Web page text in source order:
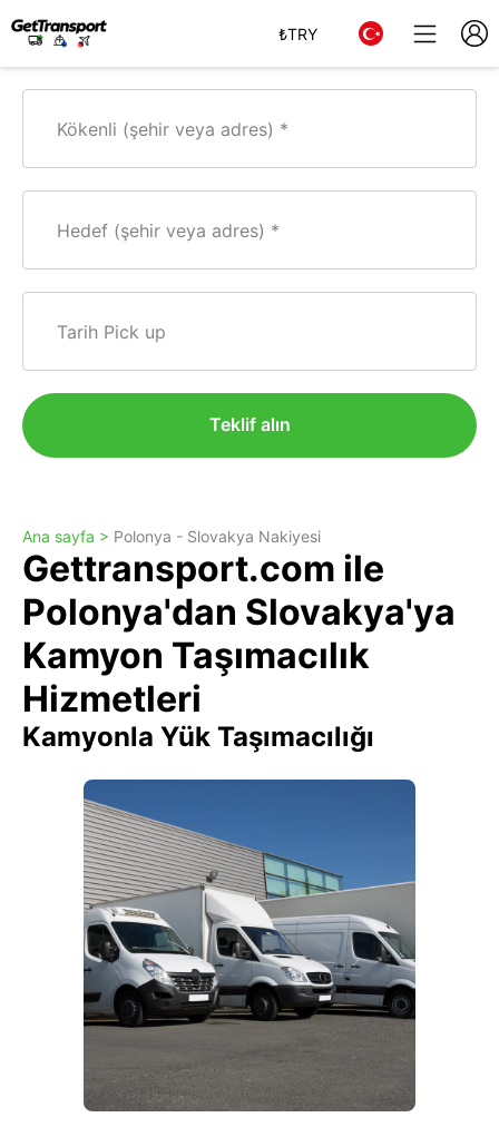
₺TRY
Kökenli (şehir veya adres)
Hedef (şehir veya adres)
Tarih Pick up
Teklif alın
Ana sayfa > Polonya - Slovakya Nakiyesi
Gettransport.com ile
Polonya'dan Slovakya'ya
Kamyon Taşımacılık
Hizmetleri
Kamyonla Yük Taşımacılığı